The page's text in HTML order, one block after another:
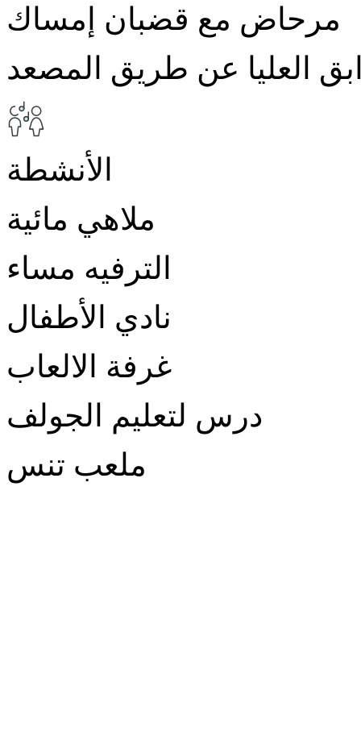
مرحاض مع قضبان إمساك
العليا عن طريق المصعد
الأنشطة
ملاهي مائية
الترفيه مساء
نادي الأطفال
غرفة الالعاب
درس لتعليم الجولف
ملعب تنس